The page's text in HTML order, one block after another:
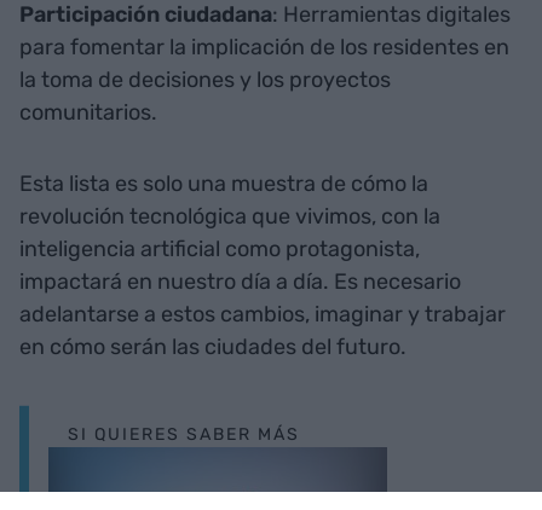
Participación ciudadana: Herramientas digitales
para fomentar la implicación de los residentes en
la toma de decisiones y los proyectos
comunitarios.
Esta lista es solo una muestra de cómo la
revolución tecnológica que vivimos, con la
inteligencia artificial como protagonista,
impactará en nuestro día a día. Es necesario
adelantarse a estos cambios, imaginar y trabajar
en cómo serán las ciudades del futuro.
SI QUIERES SABER MÁS